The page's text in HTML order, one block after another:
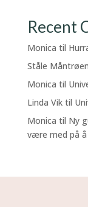
Recent
Monica til
Ståle Måntrøen
Monica til
Linda Viktil
Monica til Ny
være med på å